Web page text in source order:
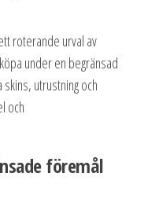
roterande urval av
under en begränsad
utrustning och
och
föremål